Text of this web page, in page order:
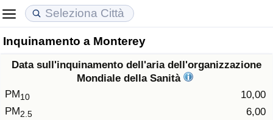
Inquinamento a Monterey
Data sull'inquinamento dell'aria dell'organizzazione
Mondiale della Sanità
PM10
10,00
PM2.5
6,00
Costo della vita
Indice Del Costo Della Vita (corrente)
Indice Del Costo Della Vita
Prezzi degli immobili
Indice del Prezzo delle Case (Corrente)
Indice del Prezzo delle Case
Qualità della Vita
Indice della Qualità della Vita
Indice della Qualità della Vita (Corrente)